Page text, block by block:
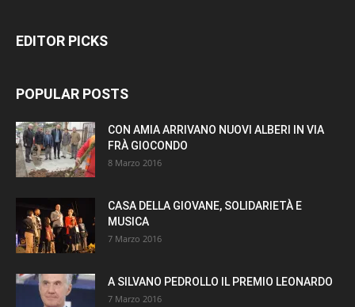
EDITOR PICKS
POPULAR POSTS
CON AMIA ARRIVANO NUOVI ALBERI IN VIA
FRÀ GIOCONDO
8 Marzo 2016
CASA DELLA GIOVANE, SOLIDARIETÀ E
MUSICA
7 Marzo 2016
A SILVANO PEDROLLO IL PREMIO LEONARDO
7 Marzo 2016